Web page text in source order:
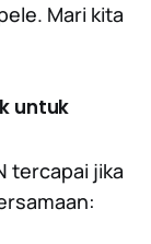
Mari kita
untuk
tercapai jika